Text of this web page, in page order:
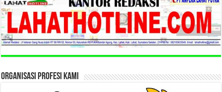
ORGANISASI PROFESI KAMI